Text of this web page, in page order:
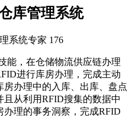
库管理系统
系统专家 176
能，在仓储物流供应链办理
进行库房办理，完成主动
办理中的入库、出库、盘点
从利用RFID搜集的数据中
理的事务洞察，完成RFID